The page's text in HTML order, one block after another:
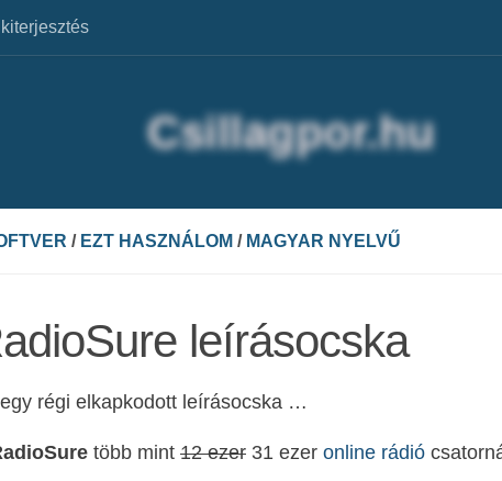
/ EZT HASZNÁLOM / MAGYAR NYELVŰ
leírásocska
régi elkapkodott leírásocska …
több mint 12 ezer 31 ezer online rádió